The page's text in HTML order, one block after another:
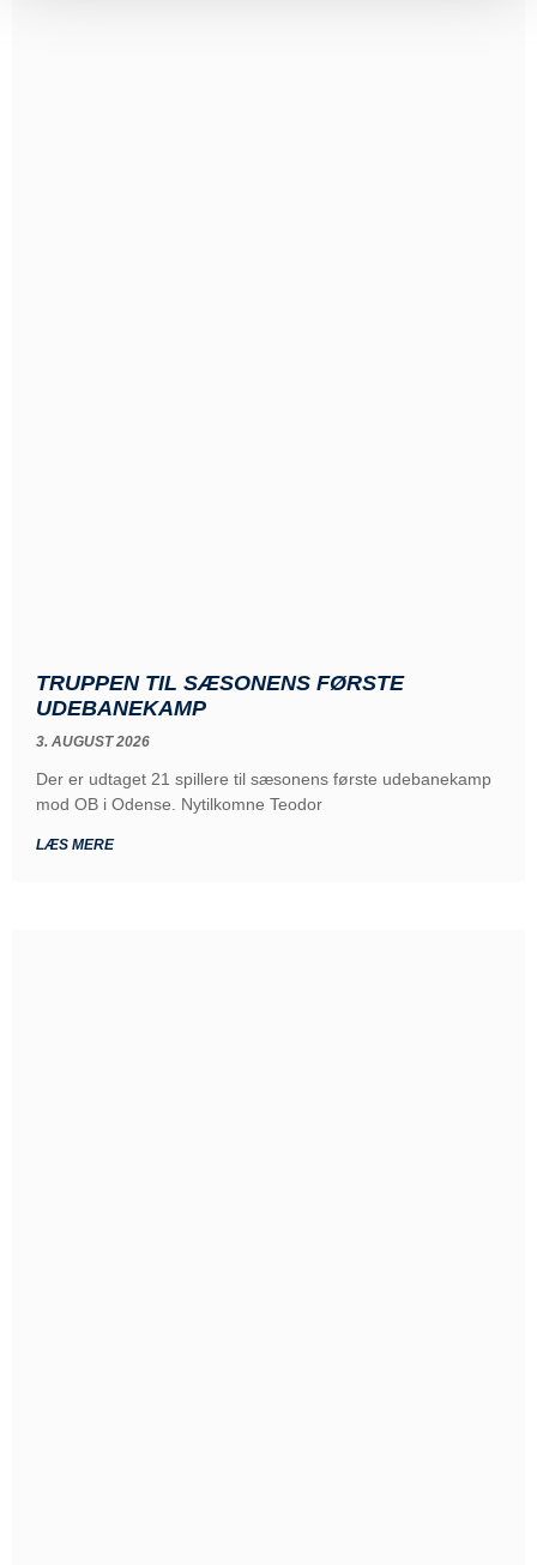
TRUPPEN TIL SÆSONENS FØRSTE
UDEBANEKAMP
3. AUGUST 2026
Der er udtaget 21 spillere til sæsonens første udebanekamp
mod OB i Odense. Nytilkomne Teodor
LÆS MERE